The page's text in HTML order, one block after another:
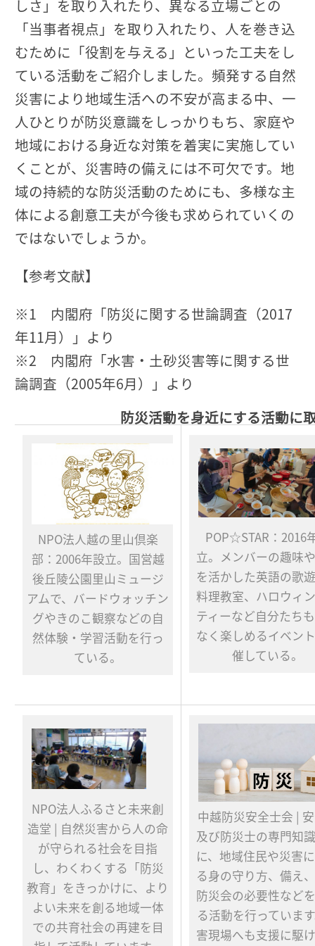
しさ」を取り入れたり、異なる立場ごとの
「当事者視点」を取り入れたり、人を巻き込
むために「役割を与える」といった工夫をし
ている活動をご紹介しました。頻発する自然
災害により地域生活への不安が高まる中、一
人ひとりが防災意識をしっかりもち、家庭や
地域における身近な対策を着実に実施してい
くことが、災害時の備えには不可欠です。地
域の持続的な防災活動のためにも、多様な主
体による創意工夫が今後も求められていくの
ではないでしょうか。
【参考文献】
※1 内閣府「防災に関する世論調査（2017
年11月）」より
※2 内閣府「水害・土砂災害等に関する世
論調査（2005年6月）」より
防災活動を身近にする活動に
NPO法人越の里山倶楽
部：2006年設立。国営越
後丘陵公園里山ミュージ
アムで、バードウォッチン
グやきのこ観察などの自
然体験・学習活動を行っ
ている。
POP☆STAR：2016
立。メンバーの趣味
を活かした英語の歌
料理教室、ハロウィ
ティーなど自分たち
なく楽しめるイベン
催している。
NPO法人ふるさと未来創
造堂 | 自然災害から人の命
が守られる社会を目指
し、わくわくする「防災
教育」をきっかけに、より
よい未来を創る地域一体
での共育社会の再建を目
中越防災安全士会 |
及び防災士の専門知
に、地域住民や災害
る身の守り方、備え
防災会の必要性など
る活動を行っていま
害現場へも支援に駆